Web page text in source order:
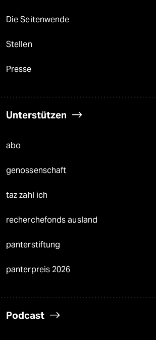
Die Seitenwende
Stellen
Presse
Unterstützen
abo
genossenschaft
taz zahl ich
recherchefonds ausland
panterstiftung
panterpreis 2026
Podcast